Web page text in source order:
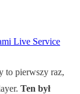
Live Service
to pierwszy raz,
Ten był